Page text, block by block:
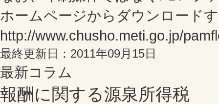
ホームページからダウンロード
http://www.chusho.meti.go.jp/
最終更新日：2011年09月15日
最新コラム
報酬に関する源泉所得税